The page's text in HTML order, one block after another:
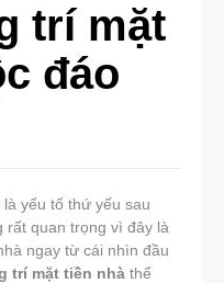
trí mặt
đáo
yếu tố thứ yếu sau
rất quan trọng vì đây là
ngay từ cái nhìn đầu
trí mặt tiền nhà thể